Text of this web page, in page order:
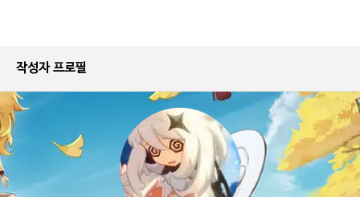
작성자 프로필